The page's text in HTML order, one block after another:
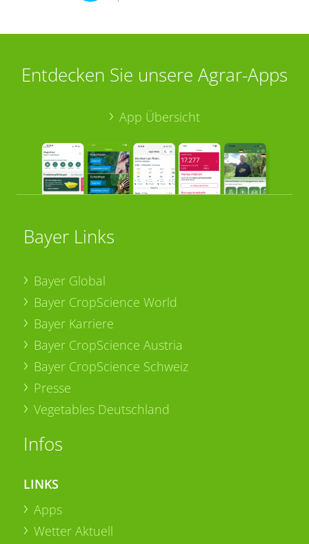
Entdecken Sie unsere Agrar-Apps
App Übersicht
Bayer Links
Bayer Global
Bayer CropScience World
Bayer Karriere
Bayer CropScience Austria
Bayer CropScience Schweiz
Presse
Vegetables Deutschland
Infos
LINKS
Apps
Wetter Aktuell